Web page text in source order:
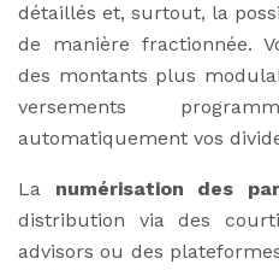
détaillés et, surtout, la
de manière fractionnée.
des montants plus
versements
automatiquement vos
La numérisation des
distribution via des
advisors ou des